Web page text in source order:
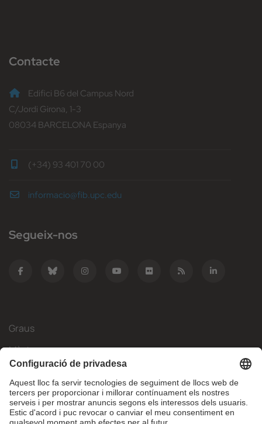
Contacte
Edifici B6 del Campus Nord
C/Jordi Girona, 1-3
08034 BARCELONA Espanya
(+34) 93 401 70 00
informacio@fib.upc.edu
Segueix-nos
Graus
Màsters
Mobilitat Internacional
Recerca
Empresa